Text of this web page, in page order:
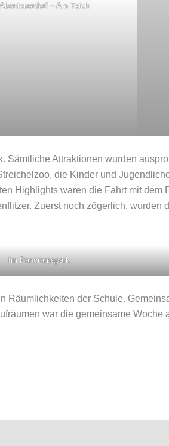
Abenteuerdorf – Am Teich
Attraktionen wurden
die Kinder und
Highlights waren die Fahrt mit dem
Zuerst noch zögerlich, wurden
Im Panoramapark
Räumlichkeiten der Schule.
war die gemeinsame Woche